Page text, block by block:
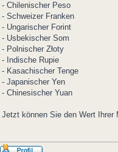
- Chilenischer Peso
- Schweizer Franken
- Ungarischer Forint
- Usbekischer Som
- Polnischer Złoty
- Indische Rupie
- Kasachischer Tenge
- Japanischer Yen
- Chinesischer Yuan
Jetzt können Sie den Wert Ihrer